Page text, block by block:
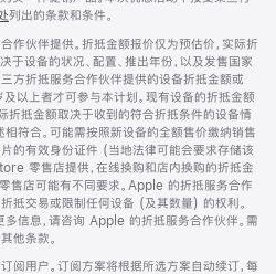
列出的条款和条件。
伙伴提供。折抵金额报价仅为预估价，实际折
于设备的状况、配置、推出年份，以及发售国家
方折抵服务合作伙伴提供的设备折抵金额或
以上者才可参与本计划。现有设备的折抵金额
折抵金额取决于收到的符合折抵条件的设备情
符合。可能需按照新设备的全额售价缴纳销售
的有效身份证件 (当地法律可能会要求存储该
零售店提供，在线换购和店内换购的折抵金
店可能有不同要求。Apple 的折抵服务合作
抵交易或限制任何设备 (及其数量) 的权利。
信息，请咨询 Apple 的折抵服务合作伙伴。需
他条款。
阅用户。订阅方案将根据所选方案自动续订，每